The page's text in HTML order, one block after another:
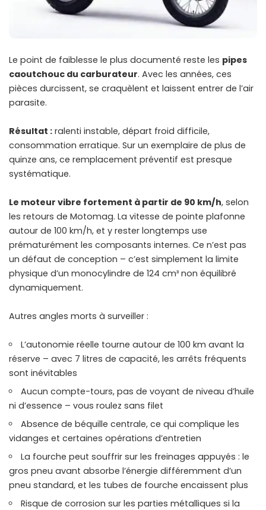
Le point de faiblesse le plus documenté reste les pipes
caoutchouc du carburateur. Avec les années, ces
pièces durcissent, se craquèlent et laissent entrer de l’air
parasite.
Résultat : ralenti instable, départ froid difficile,
consommation erratique. Sur un exemplaire de plus de
quinze ans, ce remplacement préventif est presque
systématique.
Le moteur vibre fortement à partir de 90 km/h, selon
les retours de Motomag. La vitesse de pointe plafonne
autour de 100 km/h, et y rester longtemps use
prématurément les composants internes. Ce n’est pas
un défaut de conception – c’est simplement la limite
physique d’un monocylindre de 124 cm³ non équilibré
dynamiquement.
Autres angles morts à surveiller :
L’autonomie réelle tourne autour de 100 km avant la
réserve – avec 7 litres de capacité, les arrêts fréquents
sont inévitables
Aucun compte-tours, pas de voyant de niveau d’huile
ni d’essence – vous roulez sans filet
Absence de béquille centrale, ce qui complique les
vidanges et certaines opérations d’entretien
La fourche peut souffrir sur les freinages appuyés : le
gros pneu avant absorbe l’énergie différemment d’un
pneu standard, et les tubes de fourche encaissent plus
Risque de corrosion sur les parties métalliques si la